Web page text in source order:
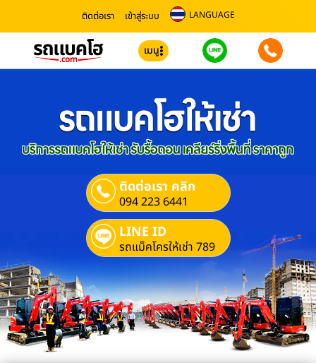
ติดต่อเรา เข้าสู่ระบบ LANGUAGE
เมนู
ติดต่อเรา คลิก
094 223 6441
LINE ID
รถแม็คโครให้เช่า 789